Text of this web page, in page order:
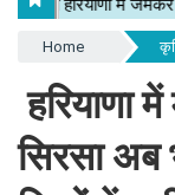
Home
हरियाणा
सिरसा